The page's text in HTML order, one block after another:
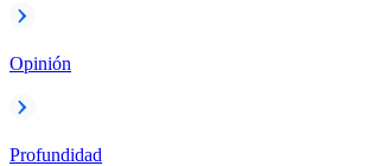
Opinión
Profundidad